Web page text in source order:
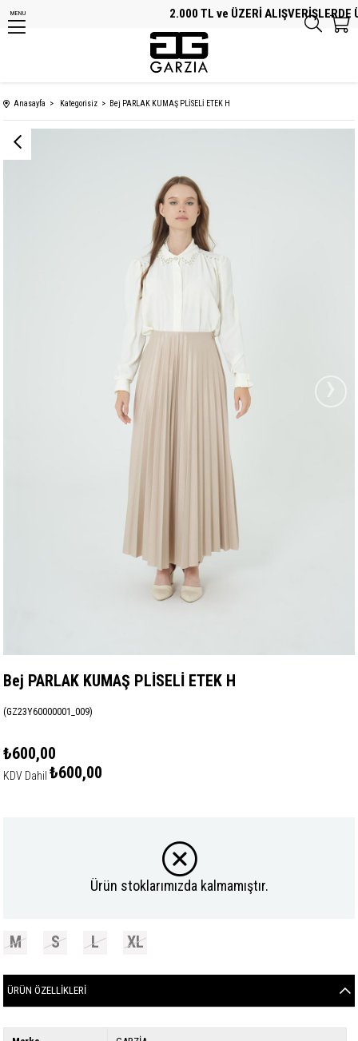
2.000 TL ve ÜZERİ ALIŞVERİŞLERDE
MENU
Anasayfa Kategorisiz Bej PARLAK KUMAŞ PLİSELİ ETEK H
Bej PARLAK KUMAŞ PLİSELİ ETEK H
(GZ23Y60000001_009)
₺600,00
KDV Dahil ₺600,00
Ürün stoklarımızda kalmamıştır.
M S L XL
ÜRÜN ÖZELLIKLERI